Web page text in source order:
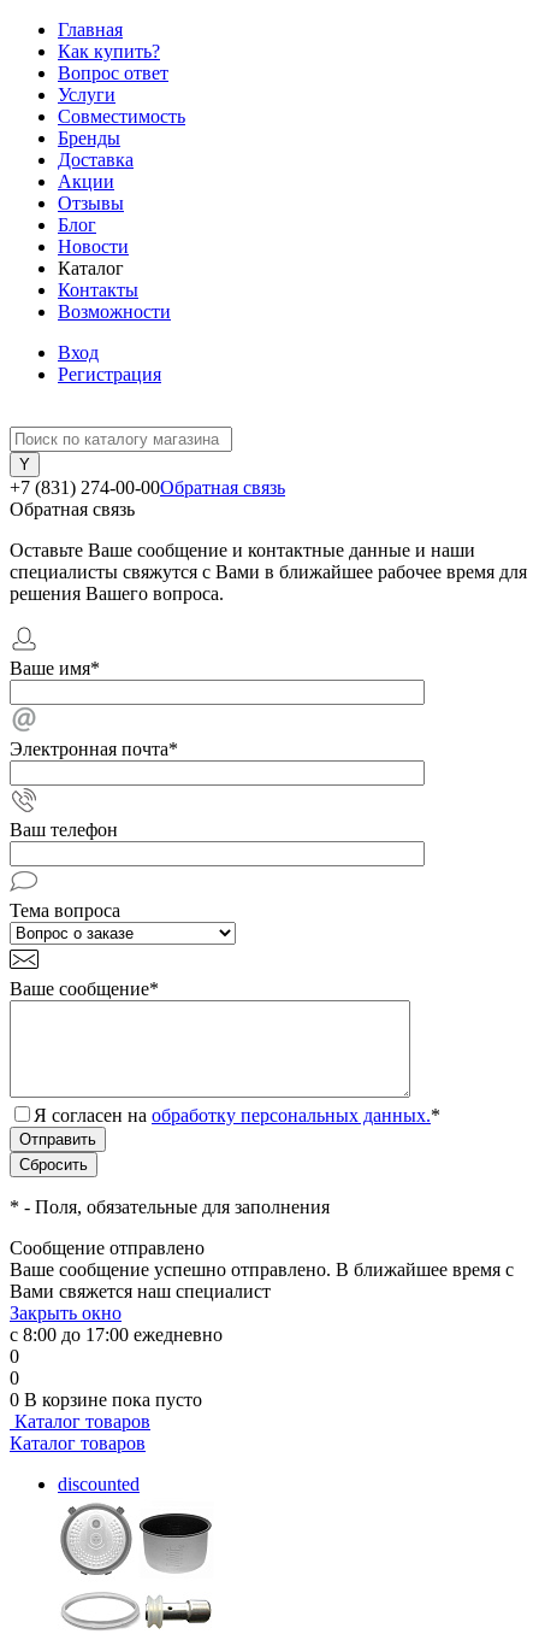
Главная
Как купить?
Вопрос ответ
Услуги
Совместимость
Бренды
Доставка
Акции
Отзывы
Блог
Новости
Каталог
Контакты
Возможности
Вход
Регистрация
+7 (831) 274-00-00Обратная связь
Обратная связь
Оставьте Ваше сообщение и контактные данные и наши
специалисты свяжутся с Вами в ближайшее рабочее время для
решения Вашего вопроса.
Ваше имя*
Электронная почта*
Ваш телефон
Тема вопроса
Ваше сообщение*
Я согласен на обработку персональных данных.*
* - Поля, обязательные для заполнения
Сообщение отправлено
Ваше сообщение успешно отправлено. В ближайшее время с
Вами свяжется наш специалист
Закрыть окно
с 8:00 до 17:00 ежедневно
0
0
0 В корзине пока пусто
Каталог товаров
Каталог товаров
discounted